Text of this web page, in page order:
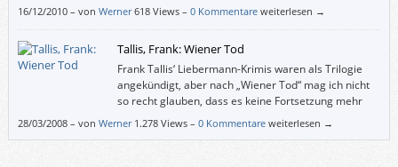
16/12/2010– von Werner 618 Views – 0 Kommentare weiterlesen →
Tallis, Frank: Wiener Tod
Frank Tallis‘ Liebermann-Krimis waren als Trilogie
angekündigt, aber nach „Wiener Tod“ mag ich nicht
so recht glauben, dass es keine Fortsetzung mehr
geben wird. Und ich müsste einen vierten Band nicht
28/03/2008– von Werner 1.278 Views – 0 Kommentare weiterlesen →